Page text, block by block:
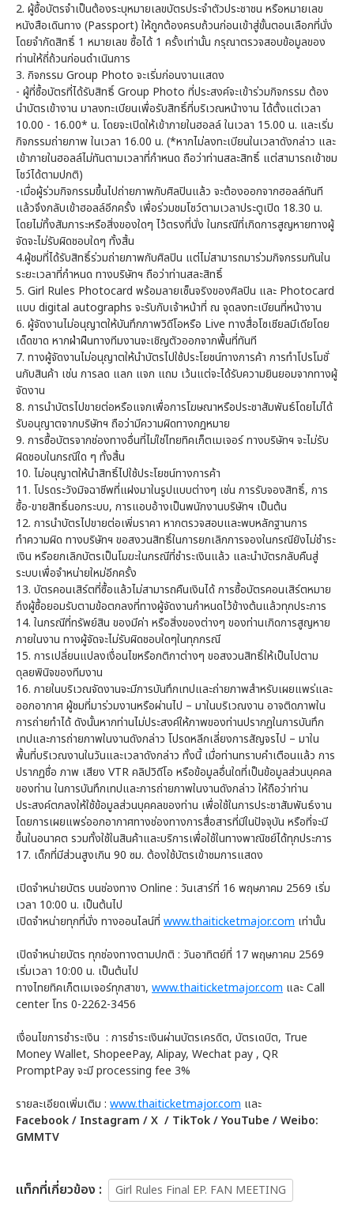
2. ผู้ซื้อบัตรจำเป็นต้องระบุหมายเลขบัตรประจำตัวประชาชน หรือหมายเลข
หนังสือเดินทาง (Passport) ให้ถูกต้องครบถ้วนก่อนเข้าสู่ขั้นตอนเลือกที่นั่ง
โดยจำกัดสิทธิ์ 1 หมายเลข ซื้อได้ 1 ครั้งเท่านั้น กรุณาตรวจสอบข้อมูลของ
ท่านให้ถี่ถ้วนก่อนดำเนินการ
3. กิจกรรม Group Photo จะเริ่มก่อนงานแสดง
- ผู้ที่ซื้อบัตรที่ได้รับสิทธิ์ Group Photo ที่ประสงค์จะเข้าร่วมกิจกรรม ต้อง
นำบัตรเข้างาน มาลงทะเบียนเพื่อรับสิทธิ์ที่บริเวณหน้างาน ได้ตั้งแต่เวลา
10.00 - 16.00* น. โดยจะเปิดให้เข้าภายในฮอลล์ ในเวลา 15.00 น. และเริ่ม
กิจกรรมถ่ายภาพ ในเวลา 16.00 น. (*หากไม่ลงทะเบียนในเวลาดังกล่าว และ
เข้าภายในฮอลล์ไม่ทันตามเวลาที่กำหนด ถือว่าท่านสละสิทธิ์ แต่สามารถเข้าชม
โชว์ได้ตามปกติ)
-เมื่อผู้ร่วมกิจกรรมขึ้นไปถ่ายภาพกับศิลปินแล้ว จะต้องออกจากฮอลล์ทันที
แล้วจึงกลับเข้าฮอลล์อีกครั้ง เพื่อร่วมชมโชว์ตามเวลาประตูเปิด 18.30 น.
โดยไม่ทิ้งสัมภาระหรือสิ่งของใดๆ ไว้ตรงที่นั่ง ในกรณีที่เกิดการสูญหายทางผู้
จัดจะไม่รับผิดชอบใดๆ ทั้งสิ้น
4.ผู้ชมที่ได้รับสิทธิ์ร่วมถ่ายภาพกับศิลปิน แต่ไม่สามารถมาร่วมกิจกรรมทันใน
ระยะเวลาที่กำหนด ทางบริษัทฯ ถือว่าท่านสละสิทธิ์
5. Girl Rules Photocard พร้อมลายเซ็นจริงของศิลปิน และ Photocard
แบบ digital autographs จะรับกับเจ้าหน้าที่ ณ จุดลงทะเบียนที่หน้างาน
6. ผู้จัดงานไม่อนุญาตให้บันทึกภาพวิดีโอหรือ Live ทางสื่อโซเชียลมีเดียโดย
เด็ดขาด หากฝ่าฝืนทางทีมงานจะเชิญตัวออกจากพื้นที่ทันที
7. ทางผู้จัดงานไม่อนุญาตให้นำบัตรไปใช้ประโยชน์ทางการค้า การทำโปรโมชั่
นกับสินค้า เช่น การลด แลก แจก แถม เว้นแต่จะได้รับความยินยอมจากทางผู้
จัดงาน
8. การนำบัตรไปขายต่อหรือแจกเพื่อการโฆษณาหรือประชาสัมพันธ์โดยไม่ได้
รับอนุญาตจากบริษัทฯ ถือว่ามีความผิดทางกฎหมาย
9. การซื้อบัตรจากช่องทางอื่นที่ไม่ใช่ไทยทิคเก็ตเมเจอร์ ทางบริษัทฯ จะไม่รับ
ผิดชอบในกรณีใด ๆ ทั้งสิ้น
10. ไม่อนุญาตให้นำสิทธิ์ไปใช้ประโยชน์ทางการค้า
11. โปรดระวังมิจฉาชีพที่แฝงมาในรูปแบบต่างๆ เช่น การรับจองสิทธิ์, การ
ซื้อ-ขายสิทธิ์นอกระบบ, การแอบอ้างเป็นพนักงานบริษัทฯ เป็นต้น
12. การนำบัตรไปขายต่อเพิ่มราคา หากตรวจสอบและพบหลักฐานการ
ทำความผิด ทางบริษัทฯ ขอสงวนสิทธิ์ในการยกเลิกการจองในกรณียังไม่ชำระ
เงิน หรือยกเลิกบัตรเป็นโมฆะในกรณีที่ชำระเงินแล้ว และนำบัตรกลับคืนสู่
ระบบเพื่อจำหน่ายใหม่อีกครั้ง
13. บัตรคอนเสิร์ตที่ซื้อแล้วไม่สามารถคืนเงินได้ การซื้อบัตรคอนเสิร์ตหมาย
ถึงผู้ซื้อยอมรับตามข้อตกลงที่ทางผู้จัดงานกำหนดไว้ข้างต้นแล้วทุกประการ
14. ในกรณีที่ทรัพย์สิน ของมีค่า หรือสิ่งของต่างๆ ของท่านเกิดการสูญหาย
ภายในงาน ทางผู้จัดจะไม่รับผิดชอบใดๆในทุกกรณี
15. การเปลี่ยนแปลงเงื่อนไขหรือกติกาต่างๆ ขอสงวนสิทธิ์ให้เป็นไปตาม
ดุลยพินิจของทีมงาน
16. ภายในบริเวณจัดงานจะมีการบันทึกเทปและถ่ายภาพสำหรับเผยแพร่และ
ออกอากาศ ผู้ชมที่มาร่วมงานหรือผ่านไป – มาในบริเวณงาน อาจติดภาพใน
การถ่ายทำได้ ดังนั้นหากท่านไม่ประสงค์ให้ภาพของท่านปรากฏในการบันทึก
เทปและการถ่ายภาพในงานดังกล่าว โปรดหลีกเลี่ยงการสัญจรไป – มาใน
พื้นที่บริเวณงานในวันและเวลาดังกล่าว ทั้งนี้ เมื่อท่านทราบคำเตือนแล้ว การ
ปรากฏชื่อ ภาพ เสียง VTR คลิปวิดีโอ หรือข้อมูลอื่นใดที่เป็นข้อมูลส่วนบุคคล
ของท่าน ในการบันทึกเทปและการถ่ายภาพในงานดังกล่าว ให้ถือว่าท่าน
ประสงค์ตกลงให้ใช้ข้อมูลส่วนบุคคลของท่าน เพื่อใช้ในการประชาสัมพันธ์งาน
โดยการเผยแพร่ออกอากาศทางช่องทางการสื่อสารที่มีในปัจจุบัน หรือที่จะมี
ขึ้นในอนาคต รวมทั้งใช้ในสินค้าและบริการเพื่อใช้ในทางพาณิชย์ได้ทุกประการ
17. เด็กที่มีส่วนสูงเกิน 90 ซม. ต้องใช้บัตรเข้าชมการแสดง
เปิดจำหน่ายบัตร บนช่องทาง Online : วันเสาร์ที่ 16 พฤษภาคม 2569 เริ่ม
เวลา 10:00 น. เป็นต้นไป
เปิดจำหน่ายทุกที่นั่ง ทางออนไลน์ที่ www.thaiticketmajor.com เท่านั้น
เปิดจำหน่ายบัตร ทุกช่องทางตามปกติ : วันอาทิตย์ที่ 17 พฤษภาคม 2569
เริ่มเวลา 10:00 น. เป็นต้นไป
ทางไทยทิคเก็ตเมเจอร์ทุกสาขา, www.thaiticketmajor.com และ Call
center โทร 0-2262-3456
เงื่อนไขการชำระเงิน : การชำระเงินผ่านบัตรเครดิต, บัตรเดบิต, True
Money Wallet, ShopeePay, Alipay, Wechat pay , QR
PromptPay จะมี processing fee 3%
รายละเอียดเพิ่มเติม : www.thaiticketmajor.com และ
Facebook / Instagram / X / TikTok / YouTube / Weibo:
GMMTV
เเท็กที่เกี่ยวข้อง : Girl Rules Final EP. FAN MEETING